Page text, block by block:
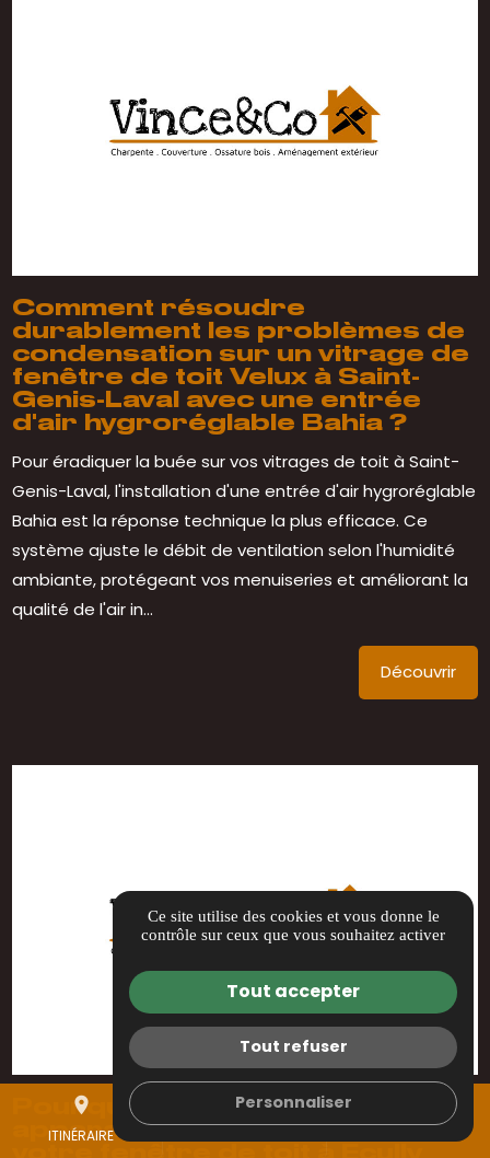
Comment résoudre
durablement les problèmes de
condensation sur un vitrage de
fenêtre de toit Velux à Saint-
Genis-Laval avec une entrée
d'air hygroréglable Bahia ?
Pour éradiquer la buée sur vos vitrages de toit à Saint-
Genis-Laval, l'installation d'une entrée d'air hygroréglable
Bahia est la réponse technique la plus efficace. Ce
système ajuste le débit de ventilation selon l'humidité
ambiante, protégeant vos menuiseries et améliorant la
qualité de l'air in...
Découvrir
Pourquoi des infiltrations d'eau
apparaissent-elles autour de
place
ITINÉRAIRE
mail
Ce site utilise des cookies et vous donne le
contrôle sur ceux que vous souhaitez activer
Tout accepter
Tout refuser
Personnaliser